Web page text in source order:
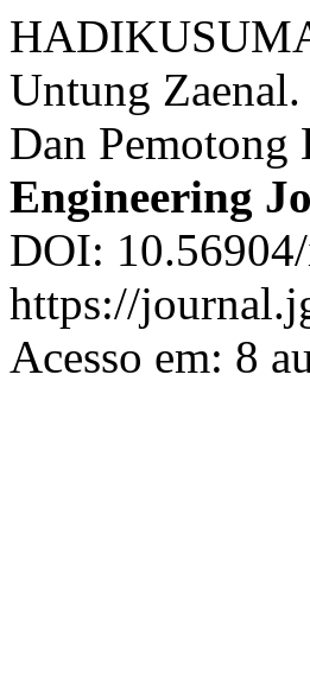
Untung
Dan Pemotong
Engineering
DOI:
https://
Acesso em: 8